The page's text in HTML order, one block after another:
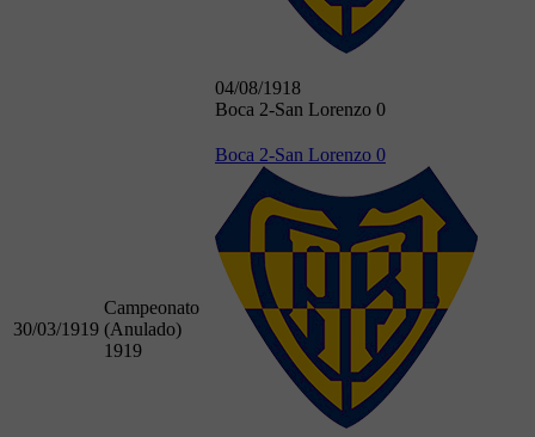
04/08/1918
Boca 2-San Lorenzo 0
30/03/1919
Campeonato
(Anulado)
1919
Boca 2-San Lorenzo 0